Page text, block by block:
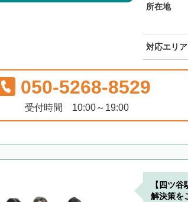
所在地
対応エリア
050-5268-8529
受付時間 10:00～19:00
【四ツ
解決策を